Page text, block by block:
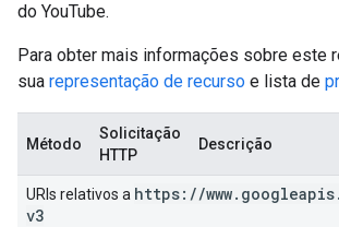
do YouTube.
Para obter mais informações sobre este
sua representação de recurso e lista de
Método
Solicitação
HTTP
Descrição
URIs relativos a https: //www. googleapis.
v3